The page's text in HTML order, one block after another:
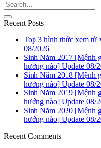
Recent Posts
Top 3 hình thức xem tử
08/2026
Sinh Năm 2017 [Mệnh
hướng nào] Update 08/
Sinh Năm 2018 [Mệnh
hướng nào] Update 08/
Sinh Năm 2019 [Mệnh
hướng nào] Update 08/
Sinh Năm 2020 [Mệnh
hướng nào] Update 08/
Recent Comments